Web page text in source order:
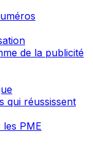
de la publicité
qui réussissent
PME